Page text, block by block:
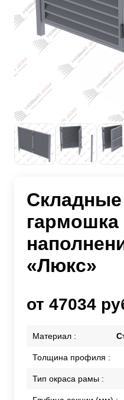
гармошка
«Люкс»
от 47034
Материал :
Толщина профиля :
Тип окраса рамы :